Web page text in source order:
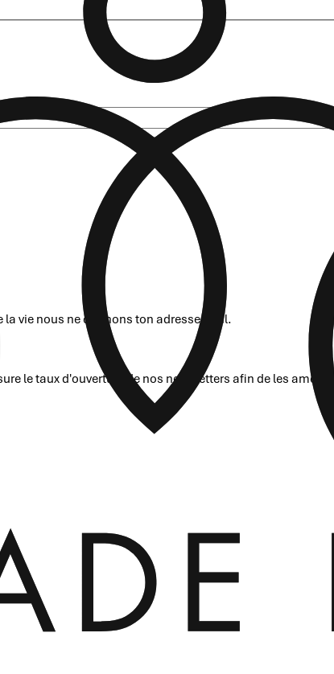
la vie nous ne donnons ton adresse mail.
le taux d'ouverture de nos newsletters afin de les